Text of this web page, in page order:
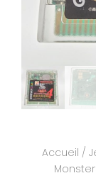
Accueil /